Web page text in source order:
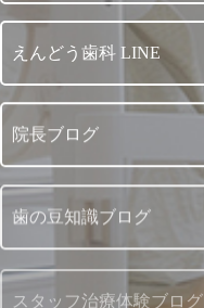
えんどう歯科 LINE
院長ブログ
歯の豆知識ブログ
スタッフ治療体験ブログ